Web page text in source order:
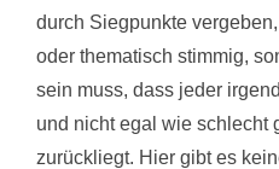
durch Siegpunkte
oder thematisch stimmig,
sein muss, dass jeder
und nicht egal wie schlecht
zurückliegt. Hier gibt es